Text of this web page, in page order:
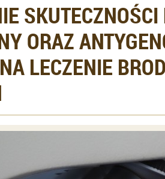
ORAZ
LECZENIE